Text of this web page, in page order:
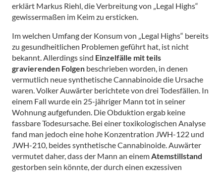
erklärt Markus Riehl, die Verbreitung von „Legal Highs“
gewissermaßen im Keim zu ersticken.
Im welchen Umfang der Konsum von „Legal Highs“ bereits
zu gesundheitlichen Problemen geführt hat, ist nicht
bekannt. Allerdings sind Einzelfälle mit teils
gravierenden Folgen beschrieben worden, in denen
vermutlich neue synthetische Cannabinoide die Ursache
waren. Volker Auwärter berichtete von drei Todesfällen. In
einem Fall wurde ein 25-jähriger Mann tot in seiner
Wohnung aufgefunden. Die Obduktion ergab keine
fassbare Todesursache. Bei einer toxikologischen Analyse
fand man jedoch eine hohe Konzentration JWH-122 und
JWH-210, beides synthetische Cannabinoide. Auwärter
vermutet daher, dass der Mann an einemAtemstillstand
gestorben sein könnte, der durch einen exzessiven